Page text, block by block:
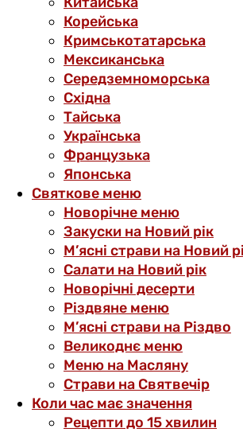
Корейська
Кримськотатарська
Мексиканська
Середземноморська
Східна
Тайська
Українська
Французька
Японська
Святкове меню
Новорічне меню
Закуски на Новий рік
М’ясні страви на Новий
Салати на Новий рік
Новорічні десерти
Різдвяне меню
М’ясні страви на Різдво
Великоднє меню
Меню на Масляну
Страви на Святвечір
Коли час має значення
Рецепти до 15 хвилин